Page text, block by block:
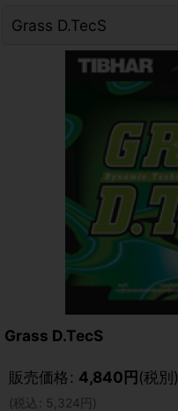
Grass D.TecS
Grass D.TecS
販売価格: 4,840 円 (税別)
(税込 : 5,324円 )